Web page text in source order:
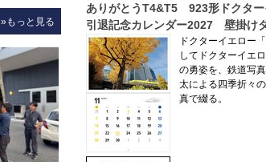
»もっと見る
ありがとうT4&T5 923形ドクター
引退記念カレンダー2027 壁掛け
ドクターイエロー
してドクターイエロ
の勇姿を、鉄道写
太による四季折々
真で綴る。